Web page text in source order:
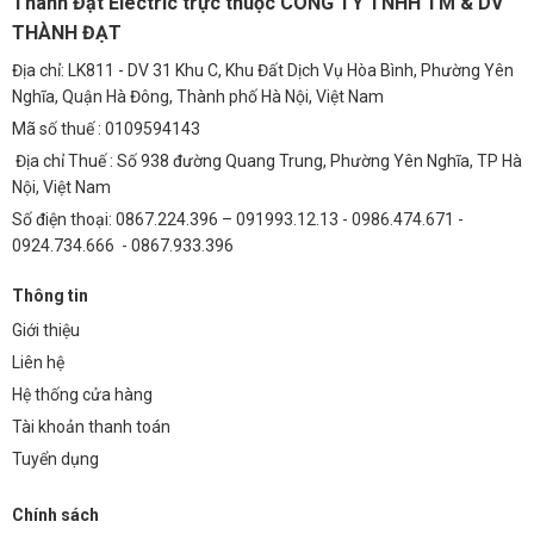
FAQ – Giải đáp thắc mắc thường gặp
1. Rơ le nhiệt Schneider LRD3361 có dễ dàng cài đặt
và sử dụng không?
đặt và sử dụng. Bạn có thể điều chỉnh dòng điện bảo vệ bằng cách
xoay núm điều chỉnh trên rơ le. Hướng dẫn sử dụng chi tiết được
cung cấp kèm theo sản phẩm.
kỳ không?
Rơ le nhiệt Schneider LRD3361 không yêu cầu bảo trì định kỳ. Tuy
nhiên, bạn nên kiểm tra định kỳ để đảm bảo rơ le hoạt động bình
thường và không bị bụi bẩn bám vào.
3. Rơ le nhiệt Schneider LRD3361 có tương thích với
các loại động cơ nào?
Rơ le nhiệt Schneider LRD3361 tương thích với hầu hết các loại động
THÀNH ĐẠT
Địa chỉ: LK811 - DV 31 Khu C, Khu Đất Dịch Vụ Hòa Bình, Phường Yên
Nghĩa, Quận Hà Đông, Thành phố Hà Nội, Việt Nam
Mã số thuế : 0109594143
Địa chỉ Thuế : Số 938 đường Quang Trung, Phường Yên Nghĩa, TP Hà
Nội, Việt Nam
Số điện thoại: 0867.224.396 – 091993.12.13 - 0986.474.671 -
0924.734.666 - 0867.933.396
Thông tin
Giới thiệu
Liên hệ
Hệ thống cửa hàng
Tài khoản thanh toán
Tuyển dụng
Chính sách